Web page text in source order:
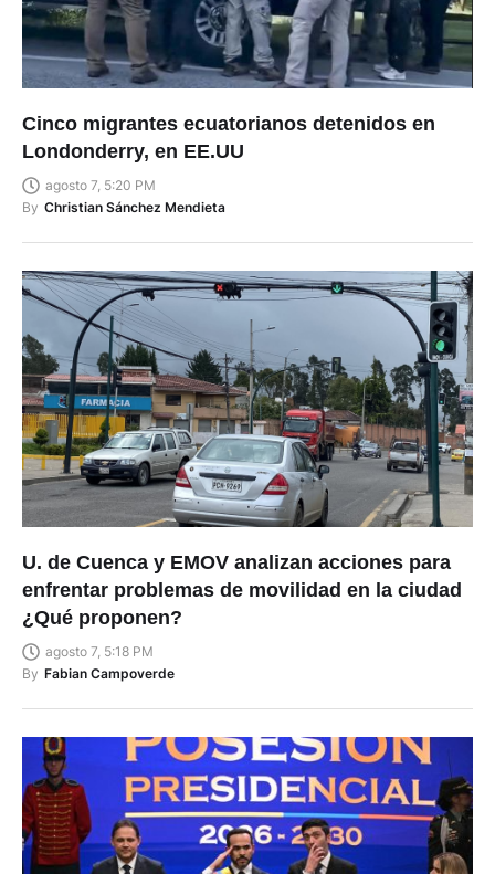
Cinco migrantes ecuatorianos detenidos en
Londonderry, en EE.UU
agosto 7, 5:20 PM
By Christian Sánchez Mendieta
U. de Cuenca y EMOV analizan acciones para
enfrentar problemas de movilidad en la ciudad
¿Qué proponen?
agosto 7, 5:18 PM
By Fabian Campoverde